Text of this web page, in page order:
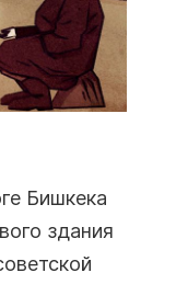
Бишкека
здания